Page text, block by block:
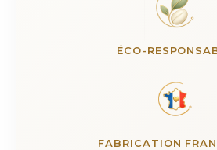
ÉCO-
FABRICATION